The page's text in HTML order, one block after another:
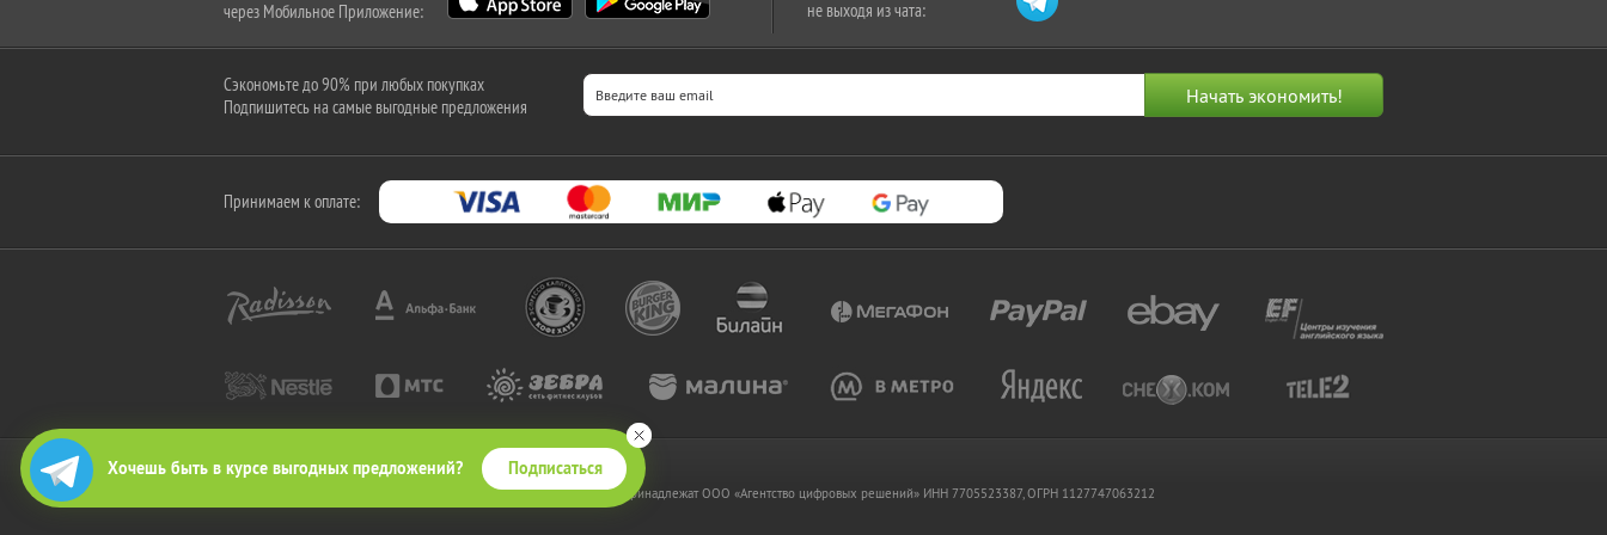
Хочешь быть в курсе выгодных предложений? Подписаться
через Мобильное Приложение:
не выходя из чата:
Сэкономьте до 90% при любых покупках
Подпишитесь на самые выгодные предложения
Принимаем к оплате:
2010-2026 © КупиКупон. Все права защищены.
Все права на товарный знак "КупиКупон" и на сайт www.kupikupon.ru принадлежат OOO «Агентство цифровых решений» ИНН 7705523387, ОГРН 1127747063212